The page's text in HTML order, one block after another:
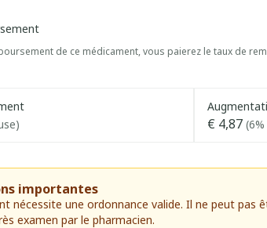
de ce médicament, vous paierez le taux de
€ 4,87
importantes
nécessite une ordonnance valide. Il ne peut pas
examen par le pharmacien.